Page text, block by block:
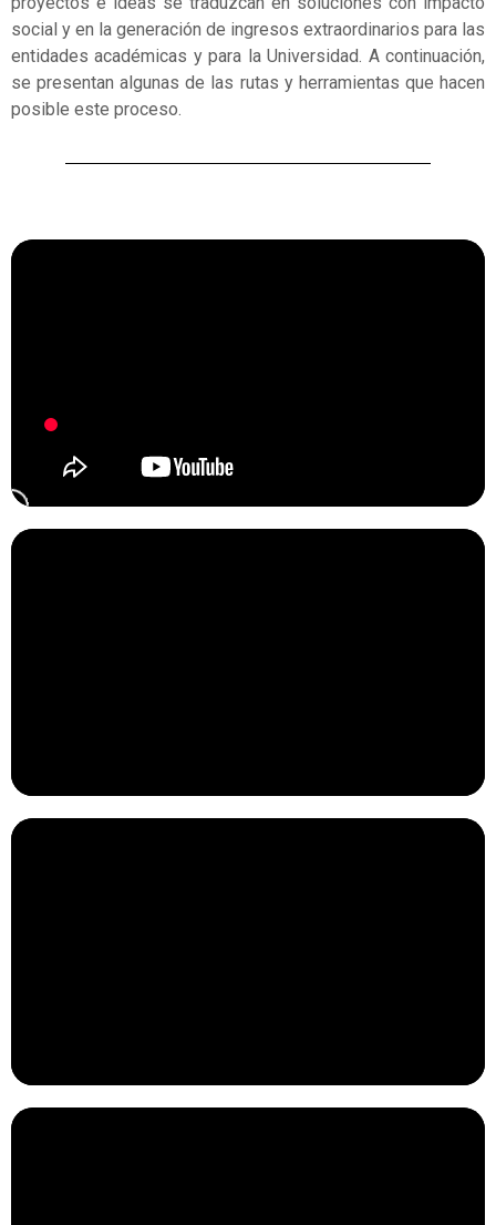
social y en la generación de ingresos extraordinarios para las
entidades académicas y para la Universidad. A continuación,
se presentan algunas de las rutas y herramientas que hacen
posible este proceso.